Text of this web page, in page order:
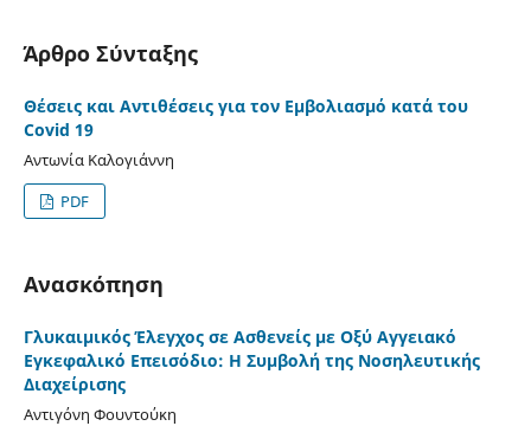
Άρθρο Σύνταξης
Θέσεις και Αντιθέσεις για τον Εμβολιασμό κατά του
Covid 19
Αντωνία Καλογιάννη
PDF
Ανασκόπηση
Γλυκαιμικός Έλεγχος σε Ασθενείς με Οξύ Αγγειακό
Εγκεφαλικό Επεισόδιο: Η Συμβολή της Νοσηλευτικής
Διαχείρισης
Αντιγόνη Φουντούκη